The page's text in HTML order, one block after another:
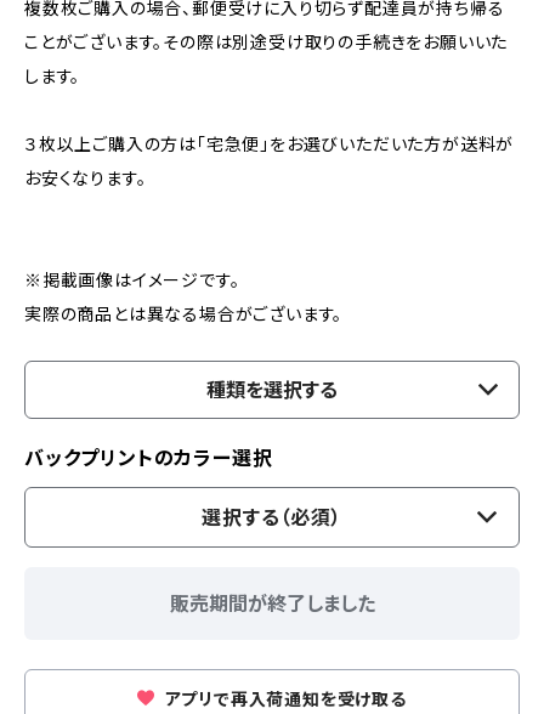
複数枚ご購入の場合、郵便受けに入り切らず配達員が持ち帰る
ことがございます。その際は別途受け取りの手続きをお願いいた
します。
３枚以上ご購入の方は「宅急便」をお選びいただいた方が送料が
お安くなります。
※掲載画像はイメージです。
実際の商品とは異なる場合がございます。
種類を選択する
バックプリントのカラー選択
選択する（必須）
販売期間が終了しました
アプリで再入荷通知を受け取る